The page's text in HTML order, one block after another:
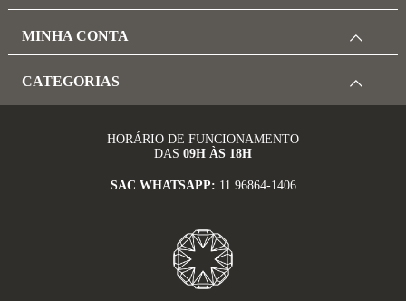
MINHA CONTA
CATEGORIAS
HORÁRIO DE FUNCIONAMENTO
DAS 09H ÀS 18H
SAC WHATSAPP: 11 96864-1406